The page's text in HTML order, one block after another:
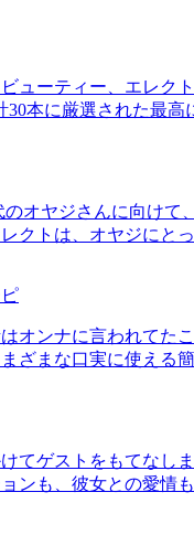
ューティー、エレク
本に厳選された最
オヤジさんに向け
クトは、オヤジにと
オンナに言われて
ざまな口実に使える
てゲストをもてなし
ンも、彼女との愛情